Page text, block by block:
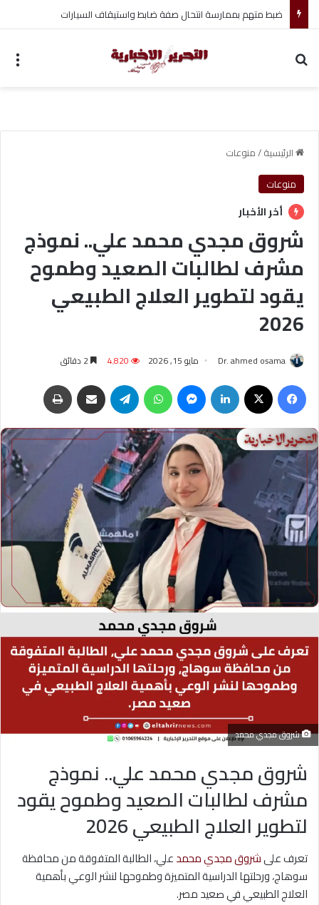
ضبط متهم بممارسة انتحال صفة ضابط واستيقاف السيارات
الرئيسية/منوعات
منوعات
أخر الأخبار
شروق مجدي محمد علي.. نموذج
مشرف لطالبات الصعيد وطموح
يقود لتطوير العلاج الطبيعي
2026
Dr. ahmed osama مايو 15, 2026 4٬820
شروق مجدي محمد
شروق مجدي محمد علي.. نموذج
مشرف لطالبات الصعيد وطموح يقود
لتطوير العلاج الطبيعي 2026
تعرف علىشروق مجدي محمدعلي، الطالبة المتفوقة من محافظة
سوهاج، ورحلتها الدراسية المتميزة وطموحها لنشر الوعي بأهمية
العلاج الطبيعي في صعيد مصر.